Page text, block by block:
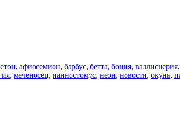
, афиосемион, барбус, бетта, боция, валлиснерия,
, меченосец, нанностомус, неон, новости, окунь,